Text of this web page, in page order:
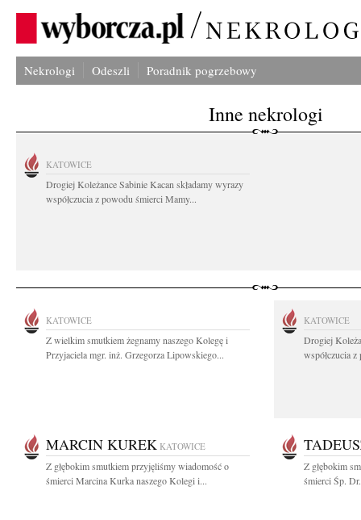
Nekrologi Odeszli Poradnik pogrzebowy
Inne nekrologi
KATOWICE
Drogiej Koleżance Sabinie Kacan składamy wyrazy
współczucia z powodu śmierci Mamy...
KATOWICE
Z wielkim smutkiem żegnamy naszego Kolegę i
Przyjaciela mgr. inż. Grzegorza Lipowskiego...
KATOWICE
Drogiej
współczucia
MARCIN KUREK KATOWICE
Z głębokim smutkiem przyjęliśmy wiadomość o
śmierci Marcina Kurka naszego Kolegi i...
Z głębokim
śmierci Śp.